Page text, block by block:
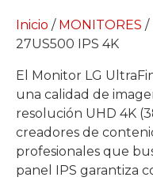
Inicio / MONITORES /
27US500 IPS 4K
El Monitor LG
una calidad de
resolución UHD 4K
creadores de
profesionales que
panel IPS garantiza